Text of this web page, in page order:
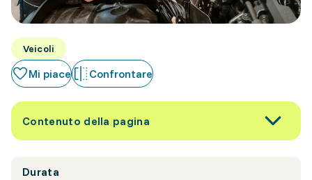
Veicoli
Mi piace Confrontare
Contenuto della pagina
Durata